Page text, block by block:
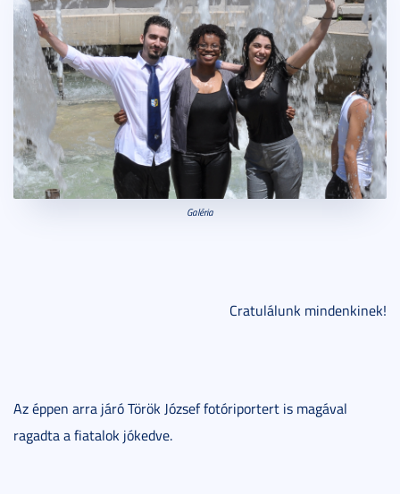
Galéria
Cratulálunk mindenkinek!
Az éppen arra járó Török József fotóriportert is magával
ragadta a fiatalok jókedve.